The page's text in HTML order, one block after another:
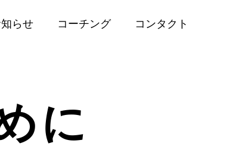
らせ コーチング コンタクト
に